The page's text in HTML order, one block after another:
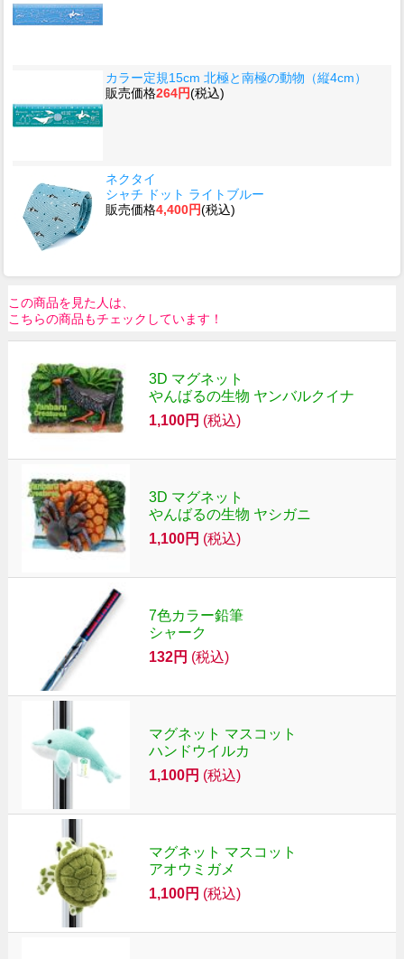
カラー定規15cm 北極と南極の動物（縦4cm）
販売価格264円(税込)
ネクタイ
シャチ ドット ライトブルー
販売価格4,400円(税込)
この商品を見た人は、
こちらの商品もチェックしています！
3D マグネット
やんばるの生物 ヤンバルクイナ
1,100円 (税込)
3D マグネット
やんばるの生物 ヤシガニ
1,100円 (税込)
7色カラー鉛筆
シャーク
132円 (税込)
マグネット マスコット
ハンドウイルカ
1,100円 (税込)
マグネット マスコット
アオウミガメ
1,100円 (税込)